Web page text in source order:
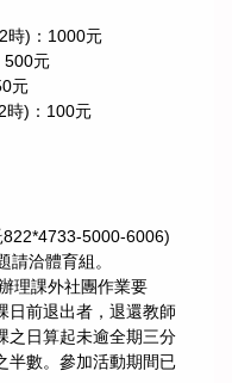
時)：1000元
500元
元
時)：100元
5000-6006)
洽體育組。
理課外社團作業要
日前退出者，退還教師
之日算起未逾全期三分
半數。參加活動期間已